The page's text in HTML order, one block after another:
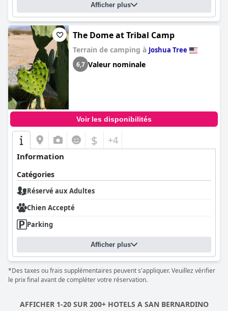
Afficher plus
The Dome at Tribal Camp
Terrain de camping à Joshua Tree
6,7 Valeur nominale
Voir les disponibilités
$ +4
Information
Catégories
Réservé aux Adultes
Chien Accepté
Parking
Afficher plus
*Des taxes ou frais supplémentaires peuvent s'appliquer. Veuillez vérifier
le prix final avant de compléter votre réservation.
AFFICHER 1-20 SUR 200+ HOTELS A SAN BERNARDINO